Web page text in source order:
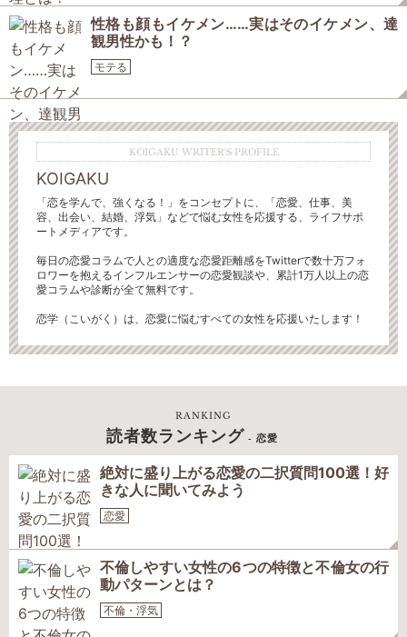
性格も顔もイケメン……実はそのイケメン、達
観男性かも！？
モテる
KOIGAKU WRITER'S PROFILE
KOIGAKU
「恋を学んで、強くなる！」をコンセプトに、「恋愛、仕事、美
容、出会い、結婚、浮気」などで悩む女性を応援する、ライフサポ
ートメディアです。
毎日の恋愛コラムで人との適度な恋愛距離感をTwitterで数十万フォ
ロワーを抱えるインフルエンサーの恋愛観談や、累計1万人以上の恋
愛コラムや診断が全て無料です。
恋学（こいがく）は、恋愛に悩むすべての女性を応援いたします！
RANKING
読者数ランキング - 恋愛
絶対に盛り上がる恋愛の二択質問100選！好
きな人に聞いてみよう
恋愛
不倫しやすい女性の6つの特徴と不倫女の行
動パターンとは？
不倫・浮気